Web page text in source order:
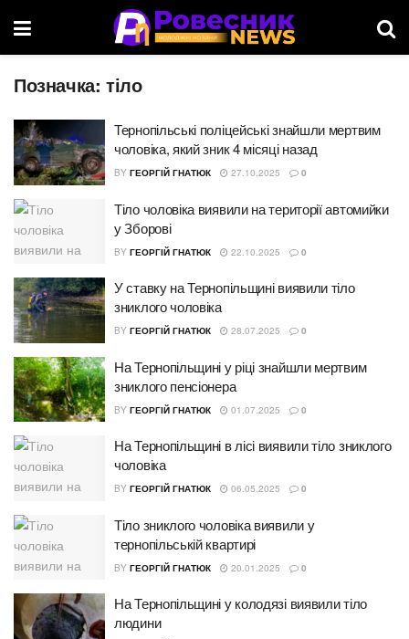
Позначка: тіло
Тернопільські поліцейські знайшли мертвим
чоловіка, який зник 4 місяці назад
BY ГЕОРГІЙ ГНАТЮК 27.10.2025 0
Тіло чоловіка виявили на території автомийки
у Зборові
BY ГЕОРГІЙ ГНАТЮК 22.10.2025 0
У ставку на Тернопільщині виявили тіло
зниклого чоловіка
BY ГЕОРГІЙ ГНАТЮК 28.07.2025 0
На Тернопільщині у ріці знайшли мертвим
зниклого пенсіонера
BY ГЕОРГІЙ ГНАТЮК 01.07.2025 0
На Тернопільщині в лісі виявили тіло зниклого
чоловіка
BY ГЕОРГІЙ ГНАТЮК 06.05.2025 0
Тіло зниклого чоловіка виявили у
тернопільській квартирі
BY ГЕОРГІЙ ГНАТЮК 20.01.2025 0
На Тернопільщині у колодязі виявили тіло
людини